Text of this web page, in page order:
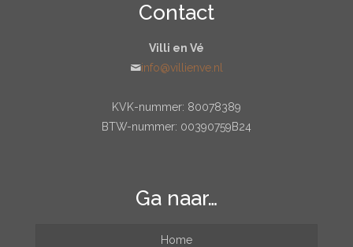
Contact
Villi en Vé
info@villienve.nl
KVK-nummer: 80078389
BTW-nummer: 00390759B24
Ga naar…
Home